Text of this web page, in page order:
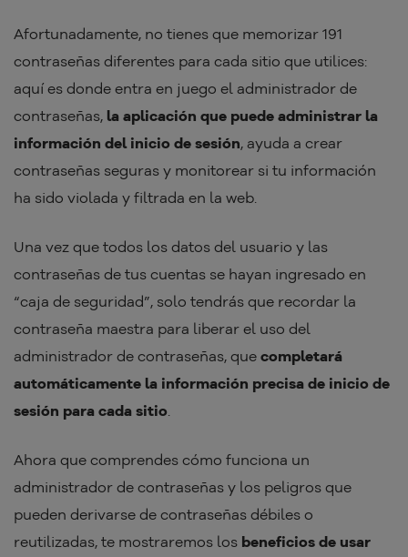
Afortunadamente, no tienes que memorizar 191
contraseñas diferentes para cada sitio que utilices:
aquí es donde entra en juego el administrador de
contraseñas, la aplicación que puede administrar la
información del inicio de sesión, ayuda a crear
contraseñas seguras y monitorear si tu información
ha sido violada y filtrada en la web.
Una vez que todos los datos del usuario y las
contraseñas de tus cuentas se hayan ingresado en
“caja de seguridad”, solo tendrás que recordar la
contraseña maestra para liberar el uso del
administrador de contraseñas, que completará
automáticamente la información precisa de inicio de
sesión para cada sitio
Ahora que comprendes cómo funciona un
administrador de contraseñas y los peligros que
pueden derivarse de contraseñas débiles o
reutilizadas, te mostraremos los beneficios de usar